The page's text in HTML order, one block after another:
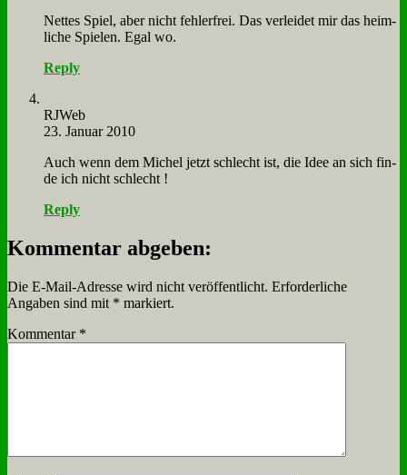
Net­tes Spiel, aber nicht feh­ler­frei. Das ver­lei­det mir das heim­
li­che Spie­len. Egal wo.
Reply
RJ­Web
23. Januar 2010
Auch wenn dem Mi­chel jetzt schlecht ist, die Idee an sich fin­
de ich nicht schlecht !
Reply
Kommentar abgeben:
Die E-Mail-Adresse wird nicht veröffentlicht. Erforderliche
Angaben sind mit * markiert.
Kommentar *